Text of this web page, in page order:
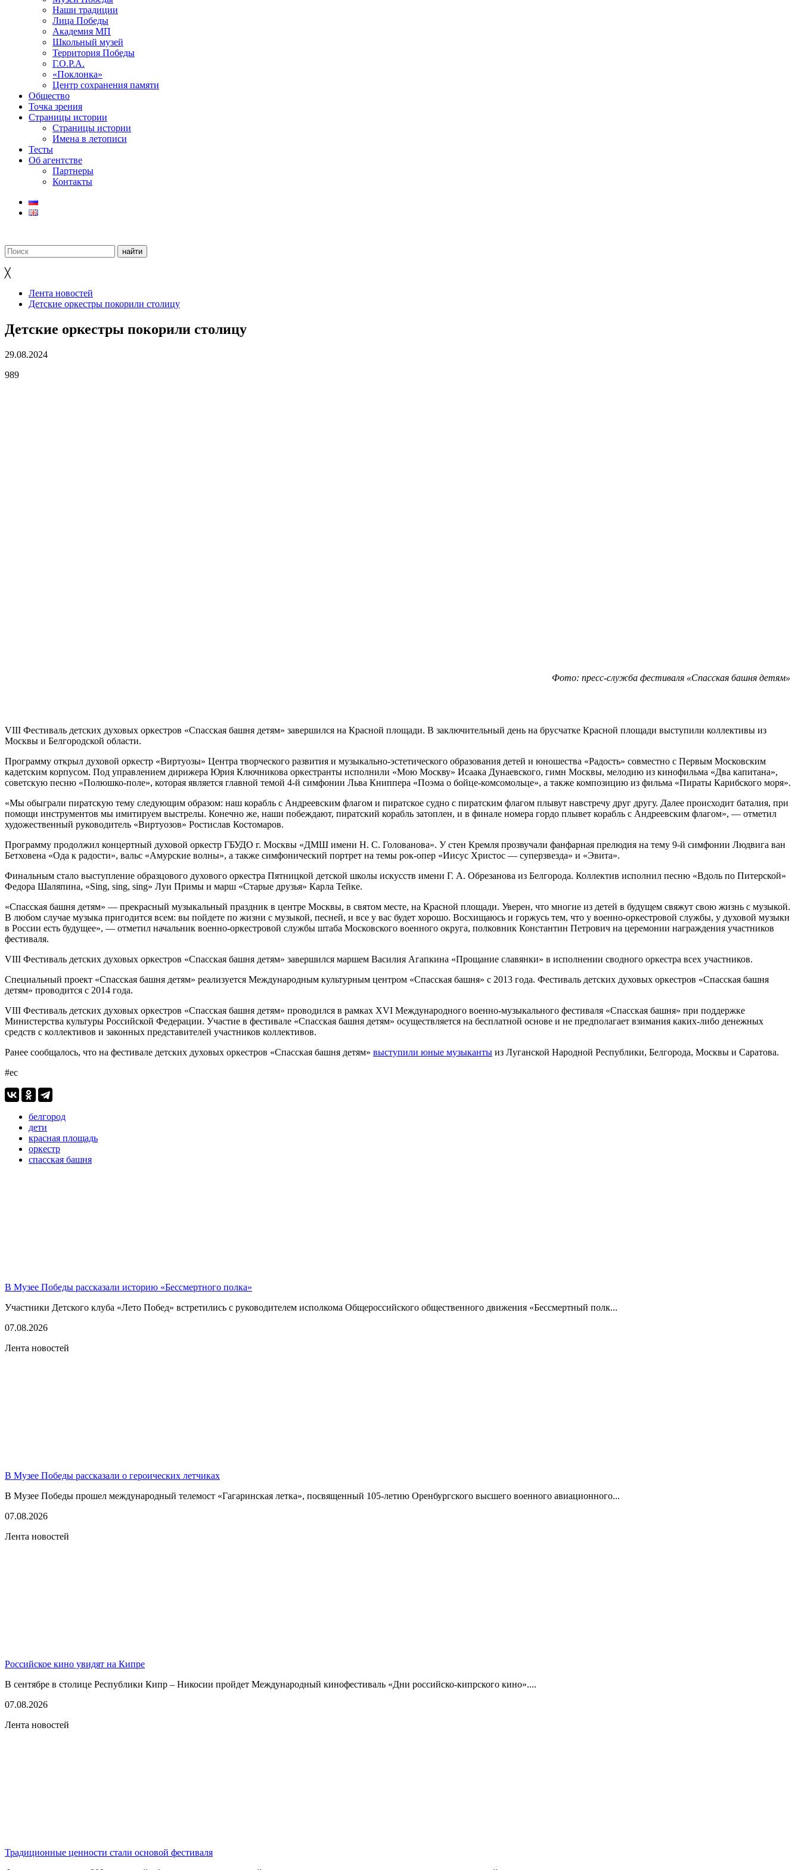
Наши традиции
Лица Победы
Академия МП
Школьный музей
Территория Победы
Г.О.Р.А.
«Поклонка»
Центр сохранения памяти
Общество
Точка зрения
Страницы истории
Страницы истории
Имена в летописи
Тесты
Об агентстве
Партнеры
Контакты
╳
Лента новостей
Детские оркестры покорили столицу
Детские оркестры покорили столицу
29.08.2024
989
Фото: пресс-служба фестиваля «Спасская башня детям»
VIII Фестиваль детских духовых оркестров «Спасская башня детям» завершился на Красной площади. В заключительный день на брусчатке Красной площади выступили коллективы из
Москвы и Белгородской области.
Программу открыл духовой оркестр «Виртуозы» Центра творческого развития и музыкально-эстетического образования детей и юношества «Радость» совместно с Первым Московским
кадетским корпусом. Под управлением дирижера Юрия Ключникова оркестранты исполнили «Мою Москву» Исаака Дунаевского, гимн Москвы, мелодию из кинофильма «Два капитана»,
советскую песню «Полюшко-поле», которая является главной темой 4-й симфонии Льва Книппера «Поэма о бойце-комсомольце», а также композицию из фильма «Пираты Карибского моря».
«Мы обыграли пиратскую тему следующим образом: наш корабль с Андреевским флагом и пиратское судно с пиратским флагом плывут навстречу друг другу. Далее происходит баталия, при
помощи инструментов мы имитируем выстрелы. Конечно же, наши побеждают, пиратский корабль затоплен, и в финале номера гордо плывет корабль с Андреевским флагом», — отметил
художественный руководитель «Виртуозов» Ростислав Костомаров.
Программу продолжил концертный духовой оркестр ГБУДО г. Москвы «ДМШ имени Н. С. Голованова». У стен Кремля прозвучали фанфарная прелюдия на тему 9-й симфонии Людвига ван
Бетховена «Ода к радости», вальс «Амурские волны», а также симфонический портрет на темы рок-опер «Иисус Христос — суперзвезда» и «Эвита».
Финальным стало выступление образцового духового оркестра Пятницкой детской школы искусств имени Г. А. Обрезанова из Белгорода. Коллектив исполнил песню «Вдоль по Питерской»
Федора Шаляпина, «Sing, sing, sing» Луи Примы и марш «Старые друзья» Карла Тейке.
«Спасская башня детям» — прекрасный музыкальный праздник в центре Москвы, в святом месте, на Красной площади. Уверен, что многие из детей в будущем свяжут свою жизнь с музыкой.
В любом случае музыка пригодится всем: вы пойдете по жизни с музыкой, песней, и все у вас будет хорошо. Восхищаюсь и горжусь тем, что у военно-оркестровой службы, у духовой музыки
в России есть будущее», — отметил начальник военно-оркестровой службы штаба Московского военного округа, полковник Константин Петрович на церемонии награждения участников
фестиваля.
VIII Фестиваль детских духовых оркестров «Спасская башня детям» завершился маршем Василия Агапкина «Прощание славянки» в исполнении сводного оркестра всех участников.
Специальный проект «Спасская башня детям» реализуется Международным культурным центром «Спасская башня» с 2013 года. Фестиваль детских духовых оркестров «Спасская башня
детям» проводится с 2014 года.
VIII Фестиваль детских духовых оркестров «Спасская башня детям» проводился в рамках XVI Международного военно-музыкального фестиваля «Спасская башня» при поддержке
Министерства культуры Российской Федерации. Участие в фестивале «Спасская башня детям» осуществляется на бесплатной основе и не предполагает взимания каких-либо денежных
средств с коллективов и законных представителей участников коллективов.
Ранее сообщалось, что на фестивале детских духовых оркестров «Спасская башня детям» выступили юные музыканты из Луганской Народной Республики, Белгорода, Москвы и Саратова.
#ес
белгород
дети
красная площадь
оркестр
спасская башня
В Музее Победы рассказали историю «Бессмертного полка»
Участники Детского клуба «Лето Побед» встретились с руководителем исполкома Общероссийского общественного движения «Бессмертный полк...
07.08.2026
Лента новостей
В Музее Победы рассказали о героических летчиках
В Музее Победы прошел международный телемост «Гагаринская летка», посвященный 105-летию Оренбургского высшего военного авиационного...
07.08.2026
Лента новостей
Российское кино увидят на Кипре
В сентябре в столице Республики Кипр – Никосии пройдет Международный кинофестиваль «Дни российско-кипрского кино»....
07.08.2026
Лента новостей
Традиционные ценности стали основой фестиваля